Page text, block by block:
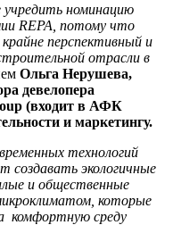
номинацию
REPA, потому что
перспективный и
отрасли в
Ольга Нерушева,
девелопера
(входит в АФК
и маркетингу.
технологий
создавать экологичные
и общественные
которые
комфортную среду